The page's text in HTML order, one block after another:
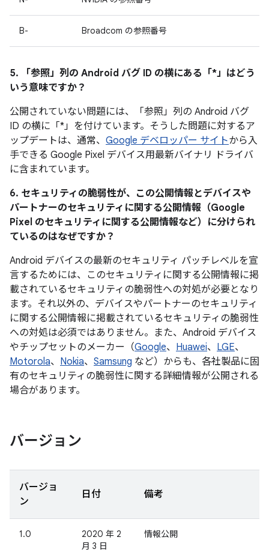
B- Broadcom の参照番号
5. 「参照」 列の Android バグ ID の横にある「*」はどう
いう意味ですか？
公開されていない問題には、「参照」列の Android バグ
ID の横に「*」を付けています。そうした問題に対するア
ップデートは、通常、 Google デベロッパー サイトから入
手できる Google Pixel デバイス用最新バイナリ ドライバ
に含まれています。
6. セキュリティの脆弱性が、この公開情報とデバイスや
パートナーのセキュリティに関する公開情報（Google
Pixel のセキュリティに関する公開情報など）に分けられ
ているのはなぜですか？
Android デバイスの最新のセキュリティ パッチレベルを宣
言するためには、このセキュリティに関する公開情報に掲
載されているセキュリティの脆弱性への対処が必要となり
ます。それ以外の、デバイスやパートナーのセキュリティ
に関する公開情報に掲載されているセキュリティの脆弱性
への対処は必須ではありません。また、Android デバイス
やチップセットのメーカー（Google、 Huawei、 LGE、
Motorola、 Nokia、 Samsung など）からも、各社製品に固
有のセキュリティの脆弱性に関する詳細情報が公開される
場合があります。
バージョン
バージョ
ン
日付 備考
1.0
2020 年 2
月 3 日
情報公開